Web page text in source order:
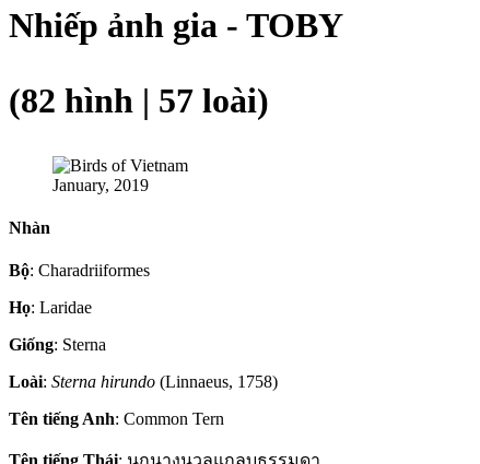
Nhiếp ảnh gia - TOBY
(82 hình | 57 loài)
January, 2019
Nhàn
Bộ: Charadriiformes
Họ: Laridae
Giống: Sterna
Loài: Sterna hirundo (Linnaeus, 1758)
Tên tiếng Anh: Common Tern